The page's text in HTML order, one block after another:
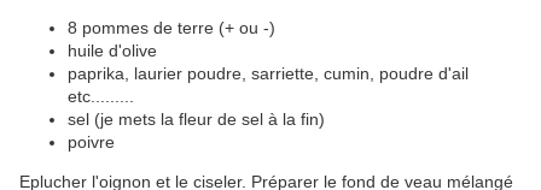
8 pommes de terre (+ ou -)
huile d'olive
paprika, laurier poudre, sarriette, cumin, poudre d'ail
etc.........
sel (je mets la fleur de sel à la fin)
poivre
Eplucher l'oignon et le ciseler. Préparer le fond de veau mélangé